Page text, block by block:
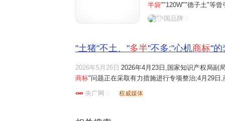
半袋""120W""德子土"等曾
例，国家商标局还表示，
中国品牌
"土猪"不土、"多半"不多:"心机商标"的
2026年5月26日 2026年4月23日,国家知识产权局副
商标"问题正在采取有力措施进行专项整治;4月29日
号土猪"等1127件带有欺骗性的商标依职权
布1115件相关商标信息,并公布了...
央广网 权威媒体